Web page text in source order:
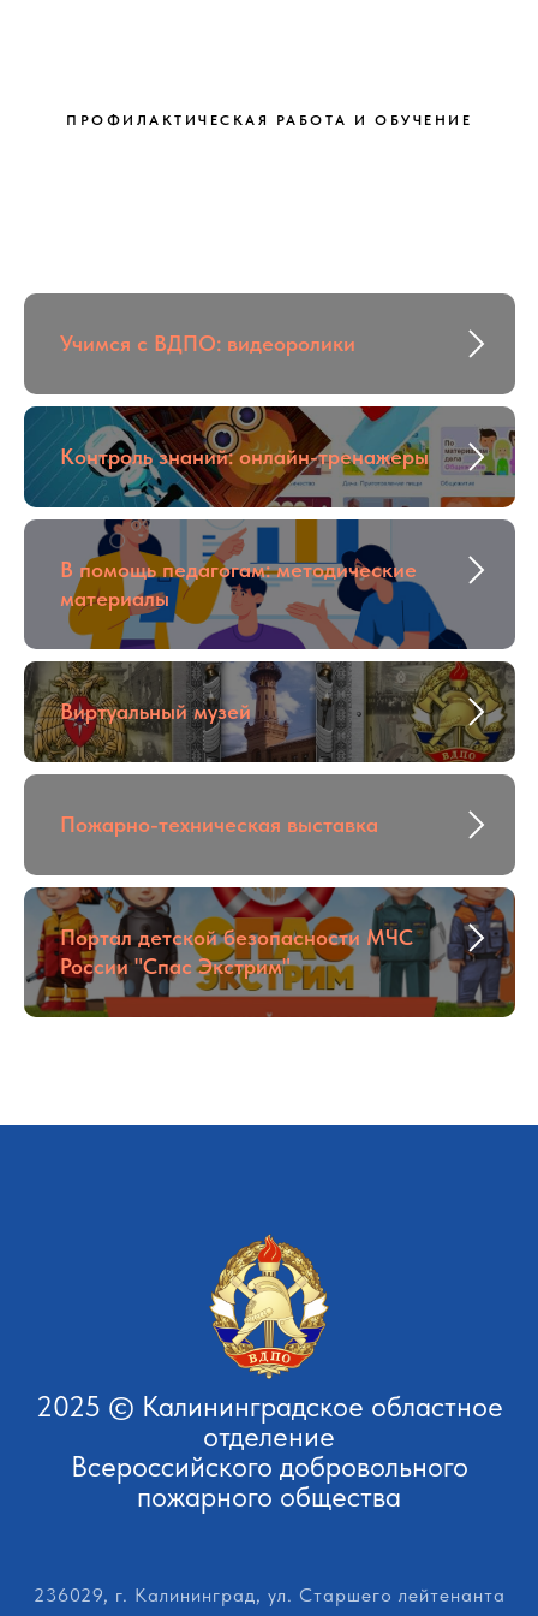
ПРОФИЛАКТИЧЕСКАЯ РАБОТА И ОБУЧЕНИЕ
Учимся с ВДПО: видеоролики
Контроль знаний: онлайн-тренажеры
В помощь педагогам: методические
материалы
Виртуальный музей
Пожарно-техническая выставка
Портал детской безопасности МЧС
России "Спас Экстрим"
2025 © Калининградское областное
отделение
Всероссийского добровольного
пожарного общества
236029, г. Калининград, ул. Старшего лейтенанта